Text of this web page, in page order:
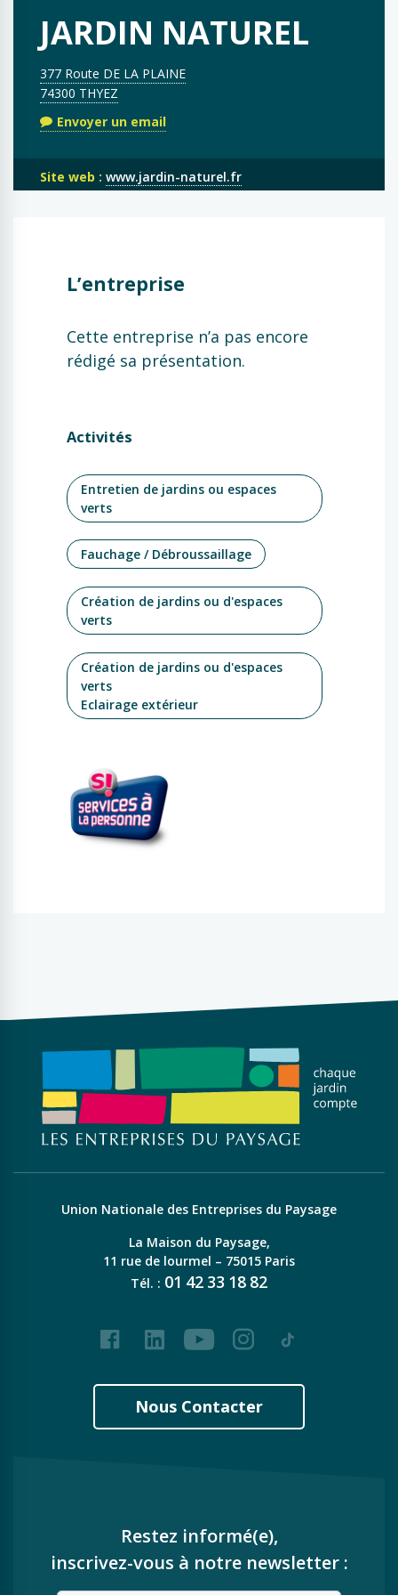
JARDIN NATUREL
377 Route DE LA PLAINE
74300 THYEZ
Envoyer un email
Site web : www.jardin-naturel.fr
L’entreprise
Cette entreprise n’a pas encore
rédigé sa présentation.
Activités
Entretien de jardins ou espaces
verts
Fauchage / Débroussaillage
Création de jardins ou d'espaces
verts
Création de jardins ou d'espaces
verts
Eclairage extérieur
Union Nationale des Entreprises du Paysage
La Maison du Paysage,
11 rue de lourmel – 75015 Paris
Tél. : 01 42 33 18 82
FacebookLinkedInYoutubeInstagram
Tiktok
Nous Contacter
Restez informé(e),
inscrivez-vous à notre newsletter :